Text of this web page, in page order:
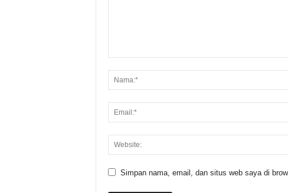
Simpan nama, email, dan situs web saya di